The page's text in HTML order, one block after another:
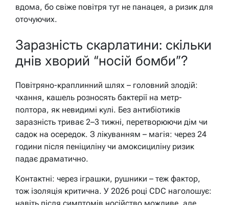
вдома, бо свіже повітря тут не панацея, а ризик для
оточуючих.
Заразність скарлатини: скільки
днів хворий “носій бомби”?
Повітряно-краплинний шлях – головний злодій:
чхання, кашель розносять бактерії на метр-
полтора, як невидимі кулі. Без антибіотиків
заразність триває 2–3 тижні, перетворюючи дім чи
садок на осередок. З лікуванням – магія: через 24
години після пеніциліну чи амоксициліну ризик
падає драматично.
Контактні: через іграшки, рушники – теж фактор,
тож ізоляція критична. У 2026 році CDC наголошує: